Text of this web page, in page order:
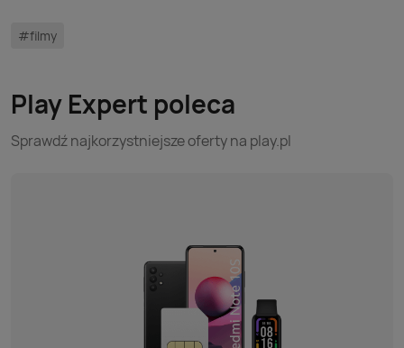
#filmy
Play Expert poleca
Sprawdź najkorzystniejsze oferty na play.pl